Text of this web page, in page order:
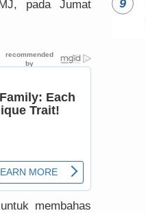
pada Jumat
membahas